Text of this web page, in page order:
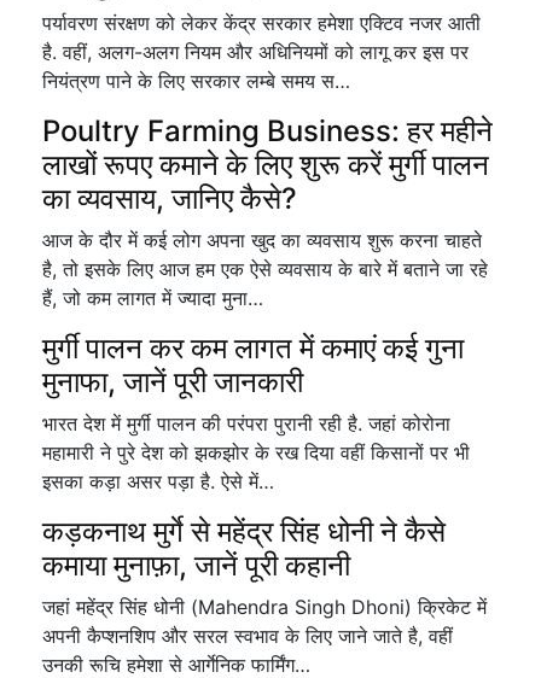
पर्यावरण संरक्षण को लेकर केंद्र सरकार हमेशा एक्टिव नजर आती
है. वहीं, अलग-अलग नियम और अधिनियमों को लागू कर इस पर
नियंत्रण पाने के लिए सरकार लम्बे समय स…
Poultry Farming Business: हर महीने
लाखों रूपए कमाने के लिए शुरू करें मुर्गी पालन
का व्यवसाय, जानिए कैसे?
आज के दौर में कई लोग अपना खुद का व्यवसाय शुरू करना चाहते
है, तो इसके लिए आज हम एक ऐसे व्यवसाय के बारे में बताने जा रहे
हैं, जो कम लागत में ज्यादा मुना…
मुर्गी पालन कर कम लागत में कमाएं कई गुना
मुनाफा, जानें पूरी जानकारी
भारत देश में मुर्गी पालन की परंपरा पुरानी रही है. जहां कोरोना
महामारी ने पुरे देश को झकझोर के रख दिया वहीं किसानों पर भी
इसका कड़ा असर पड़ा है. ऐसे में…
कड़कनाथ मुर्गे से महेंद्र सिंह धोनी ने कैसे
कमाया मुनाफ़ा, जानें पूरी कहानी
जहां महेंद्र सिंह धोनी (Mahendra Singh Dhoni) क्रिकेट में
अपनी कैप्शनशिप और सरल स्वभाव के लिए जाने जाते है, वहीं
उनकी रूचि हमेशा से आर्गेनिक फार्मिंग…